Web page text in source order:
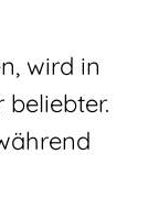
wird in
beliebter.